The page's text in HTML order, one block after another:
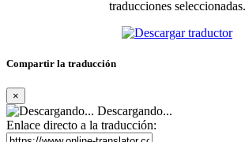
traducciones seleccionadas.
Compartir la traducción
×
Descargando...
Enlace directo a la traducción: